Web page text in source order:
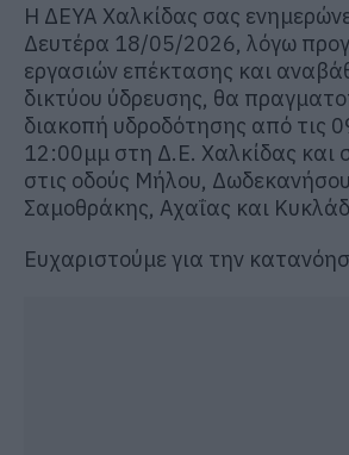
Η ΔΕΥΑ Χαλκίδας σας
Δευτέρα 18/05/2026, λόγω
εργασιών επέκτασης και
δικτύου ύδρευσης, θα
διακοπή υδροδότησης από τις
12:00μμ στη Δ.Ε. Χαλκίδας και
στις οδούς Μήλου,
Σαμοθράκης, Αχαΐας και
Ευχαριστούμε για την